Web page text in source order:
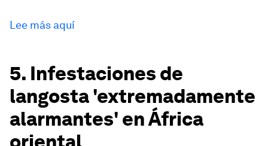
Lee más aquí
5. Infestaciones de
langosta 'extremadamente
alarmantes' en África